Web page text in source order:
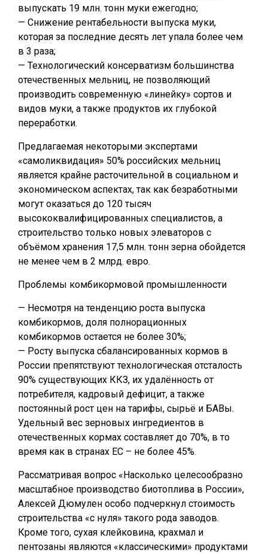
выпускать 19 млн. тонн муки ежегодно;
— Снижение рентабельности выпуска муки,
которая за последние десять лет упала более чем
в 3 раза;
— Технологический консерватизм большинства
отечественных мельниц, не позволяющий
производить современную «линейку» сортов и
видов муки, а также продуктов их глубокой
переработки.
Предлагаемая некоторыми экспертами
«самоликвидация» 50% российских мельниц
является крайне расточительной в социальном и
экономическом аспектах, так как безработными
могут оказаться до 120 тысяч
высококвалифицированных специалистов, а
строительство только новых элеваторов с
объёмом хранения 17,5 млн. тонн зерна обойдется
не менее чем в 2 млрд. евро.
Проблемы комбикормовой промышленности
— Несмотря на тенденцию роста выпуска
комбикормов, доля полнорационных
комбикормов остается не более 30%;
— Росту выпуска сбалансированных кормов в
России препятствуют технологическая отсталость
90% существующих ККЗ, их удалённость от
потребителя, кадровый дефицит, а также
постоянный рост цен на тарифы, сырьё и БАВы.
Удельный вес зерновых ингредиентов в
отечественных кормах составляет до 70%, в то
время как в странах ЕС – не более 45%.
Рассматривая вопрос «Насколько целесообразно
масштабное производство биотоплива в России»,
Алексей Дюмулен особо подчеркнул стоимость
строительства «с нуля» такого рода заводов.
Кроме того, сухая клейковина, крахмал и
пентозаны являются «классическими» продуктами